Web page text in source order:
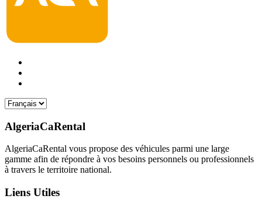
AlgeriaCaRental
AlgeriaCaRental vous propose des véhicules parmi une large
gamme afin de répondre à vos besoins personnels ou professionnels
à travers le territoire national.
Liens Utiles